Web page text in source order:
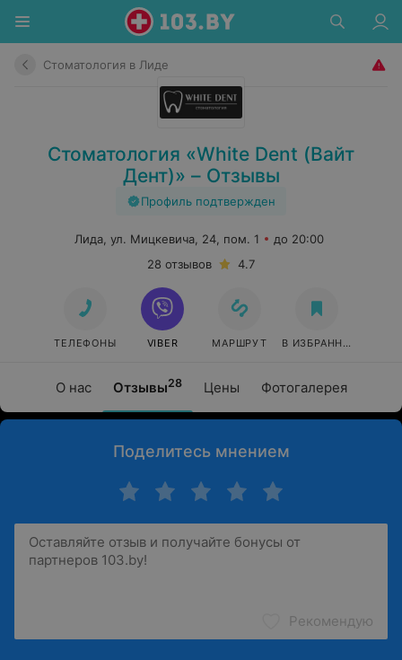
Стоматология в Лиде
Стоматология «White Dent (Вайт
Дент)» – Отзывы
Профиль подтвержден
О нас Отзывы28 Цены Фотогалерея
Лида, ул. Мицкевича, 24, пом. 1
до 20:00
28 отзывов
4.7
ТЕЛЕФОНЫ VIBER МАРШРУТ В ИЗБРАННОЕ
Поделитесь мнением
Рекомендую